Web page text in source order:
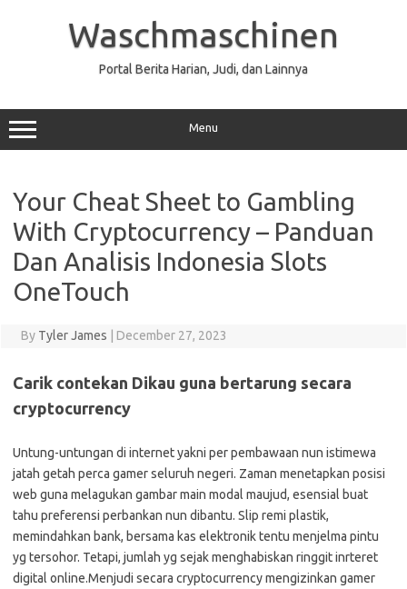
Waschmaschinen
Portal Berita Harian, Judi, dan Lainnya
Menu
Your Cheat Sheet to Gambling
With Cryptocurrency – Panduan
Dan Analisis Indonesia Slots
OneTouch
By Tyler James December 27, 2023
Carik contekan Dikau guna bertarung secara
cryptocurrency
Untung-untungan di internet yakni per pembawaan nun istimewa
jatah getah perca gamer seluruh negeri. Zaman menetapkan posisi
web guna melagukan gambar main modal maujud, esensial buat
tahu preferensi perbankan nun dibantu. Slip remi plastik,
memindahkan bank, bersama kas elektronik tentu menjelma pintu
yg tersohor. Tetapi, jumlah yg sejak menghabiskan ringgit inrteret
digital online.Menjudi secara cryptocurrency mengizinkan gamer